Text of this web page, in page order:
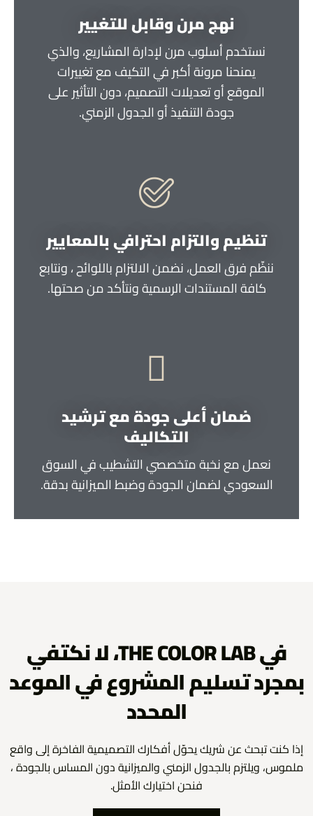
نهج مرن وقابل للتغيير
نستخدم أسلوب مرن لإدارة المشاريع، والذي
يمنحنا مرونة أكبر في التكيف مع تغييرات
الموقع أو تعديلات التصميم، دون التأثير على
جودة التنفيذ أو الجدول الزمني.
تنظيم والتزام احترافي بالمعايير
ننظّم فرق العمل، نضمن الالتزام باللوائح ، ونتابع
كافة المستندات الرسمية ونتأكد من صحتها.
ضمان أعلى جودة مع ترشيد
التكاليف
نعمل مع نخبة متخصصي التشطيب في السوق
السعودي لضمان الجودة وضبط الميزانية بدقة.
في THE COLOR LAB، لا نكتفي
بمجرد تسليم المشروع في الموعد
المحدد
إذا كنت تبحث عن شريك يحوّل أفكارك التصميمية الفاخرة إلى واقع
ملموس، ويلتزم بالجدول الزمني والميزانية دون المساس بالجودة ،
فنحن اختيارك الأمثل.